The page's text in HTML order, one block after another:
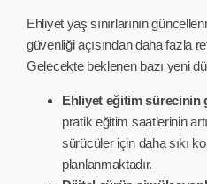
Ehliyet yaş sınırlarının
güvenliği açısından daha fazla
Gelecekte beklenen bazı yeni
Ehliyet eğitim sürecinin
pratik eğitim saatlerinin
sürücüler için daha sıkı
planlanmaktadır.